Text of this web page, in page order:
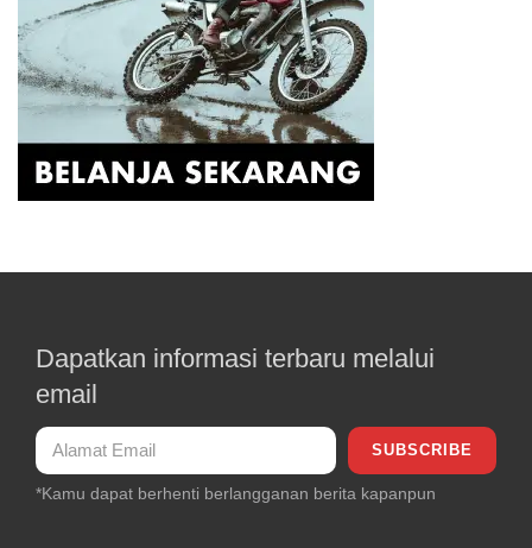
Dapatkan informasi terbaru melalui
email
*Kamu dapat berhenti berlangganan berita kapanpun